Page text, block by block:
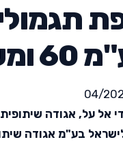
אגודה שיתופית בע"מ
בע"מ אגודה